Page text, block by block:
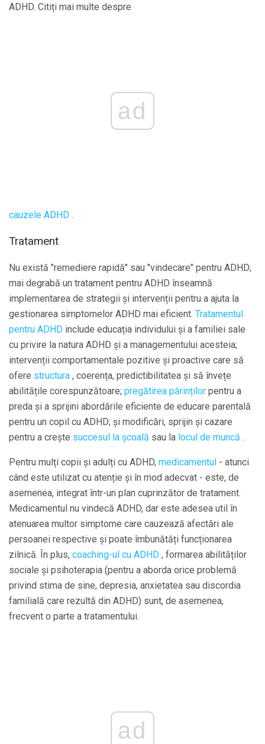
ADHD. Citiți mai multe despre
ad
cauzele ADHD .
Tratament
Nu există "remediere rapidă" sau "vindecare" pentru ADHD;
mai degrabă un tratament pentru ADHD înseamnă
implementarea de strategii și intervenții pentru a ajuta la
gestionarea simptomelor ADHD mai eficient. Tratamentul
pentru ADHD include educația individului și a familiei sale
cu privire la natura ADHD și a managementului acesteia;
intervenții comportamentale pozitive și proactive care să
ofere structura , coerența, predictibilitatea și să învețe
abilitățile corespunzătoare; pregătirea părinților pentru a
preda și a sprijini abordările eficiente de educare parentală
pentru un copil cu ADHD; și modificări, sprijin și cazare
pentru a crește succesul la școală sau la locul de muncă .
Pentru mulți copii și adulți cu ADHD, medicamentul - atunci
când este utilizat cu atenție și în mod adecvat - este, de
asemenea, integrat într-un plan cuprinzător de tratament.
Medicamentul nu vindecă ADHD, dar este adesea util în
atenuarea multor simptome care cauzează afectări ale
persoanei respective și poate îmbunătăți funcționarea
zilnică. În plus, coaching-ul cu ADHD , formarea abilităților
sociale și psihoterapia (pentru a aborda orice problemă
privind stima de sine, depresia, anxietatea sau discordia
familială care rezultă din ADHD) sunt, de asemenea,
frecvent o parte a tratamentului.
ad